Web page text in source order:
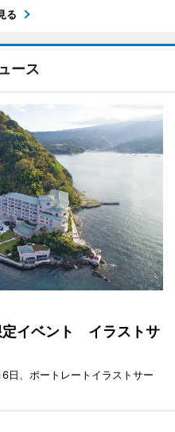
る
ース
定イベント イラストサ
日、ポートレートイラストサー